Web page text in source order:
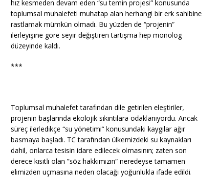
hız kesmeden devam eden “su temin projesi” konusunda
toplumsal muhalefeti muhatap alan herhangi bir erk sahibine
rastlamak mümkün olmadı. Bu yüzden de “projenin”
ilerleyişine göre seyir değiştiren tartışma hep monolog
düzeyinde kaldı.
***
Toplumsal muhalefet tarafından dile getirilen eleştiriler,
projenin başlarında ekolojik sıkıntılara odaklanıyordu. Ancak
süreç ilerledikçe “su yönetimi” konusundaki kaygılar ağır
basmaya başladı. TC tarafından ülkemizdeki su kaynakları
dahil, onlarca tesisin idare edilecek olmasının; zaten son
derece kısıtlı olan “söz hakkımızın” neredeyse tamamen
elimizden uçmasına neden olacağı yoğunlukla ifade edildi.